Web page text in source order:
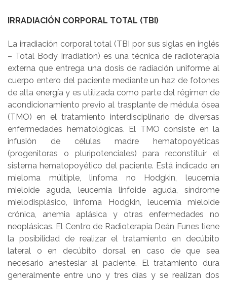
IRRADIACIÓN CORPORAL TOTAL (TBI)
La irradiación corporal total (TBI por sus siglas en inglés
– Total Body Irradiation) es una técnica de radioterapia
externa que entrega una dosis de radiación uniforme al
cuerpo entero del paciente mediante un haz de fotones
de alta energía y es utilizada como parte del régimen de
acondicionamiento previo al trasplante de médula ósea
(TMO) en el tratamiento interdisciplinario de diversas
enfermedades hematológicas. El TMO consiste en la
infusión de células madre hematopoyéticas
(progenitoras o pluripotenciales) para reconstituir el
sistema hematopoyético del paciente. Está indicado en
mieloma múltiple, linfoma no Hodgkin, leucemia
mieloide aguda, leucemia linfoide aguda, síndrome
mielodisplásico, linfoma Hodgkin, leucemia mieloide
crónica, anemia aplásica y otras enfermedades no
neoplásicas. El Centro de Radioterapia Deán Funes tiene
la posibilidad de realizar el tratamiento en decúbito
lateral o en decúbito dorsal en caso de que sea
necesario anestesiar al paciente. El tratamiento dura
generalmente entre uno y tres días y se realizan dos